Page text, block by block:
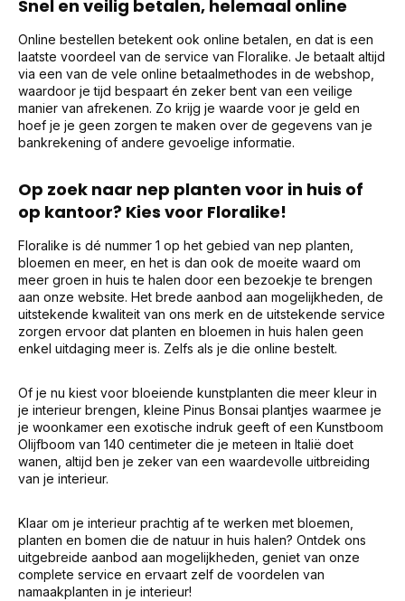
Snel en veilig betalen, helemaal online
Online bestellen betekent ook online betalen, en dat is een
laatste voordeel van de service van Floralike. Je betaalt altijd
via een van de vele online betaalmethodes in de webshop,
waardoor je tijd bespaart én zeker bent van een veilige
manier van afrekenen. Zo krijg je waarde voor je geld en
hoef je je geen zorgen te maken over de gegevens van je
bankrekening of andere gevoelige informatie.
Op zoek naar nep planten voor in huis of
op kantoor? Kies voor Floralike!
Floralike is dé nummer 1 op het gebied van nep planten,
bloemen en meer, en het is dan ook de moeite waard om
meer groen in huis te halen door een bezoekje te brengen
aan onze website. Het brede aanbod aan mogelijkheden, de
uitstekende kwaliteit van ons merk en de uitstekende service
zorgen ervoor dat planten en bloemen in huis halen geen
enkel uitdaging meer is. Zelfs als je die online bestelt.
Of je nu kiest voor bloeiende kunstplanten die meer kleur in
je interieur brengen, kleine Pinus Bonsai plantjes waarmee je
je woonkamer een exotische indruk geeft of een Kunstboom
Olijfboom van 140 centimeter die je meteen in Italië doet
wanen, altijd ben je zeker van een waardevolle uitbreiding
van je interieur.
Klaar om je interieur prachtig af te werken met bloemen,
planten en bomen die de natuur in huis halen? Ontdek ons
uitgebreide aanbod aan mogelijkheden, geniet van onze
complete service en ervaart zelf de voordelen van
namaakplanten in je interieur!